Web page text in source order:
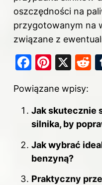
oszczędności na
przygotowanym na
związane z
F
c
e
b
o
o
k
Pi
er
e
st
X
R
t
Powiązane wpisy:
Jak skutecznie
silnika, by
Jak wybrać
benzyną?
Praktyczny